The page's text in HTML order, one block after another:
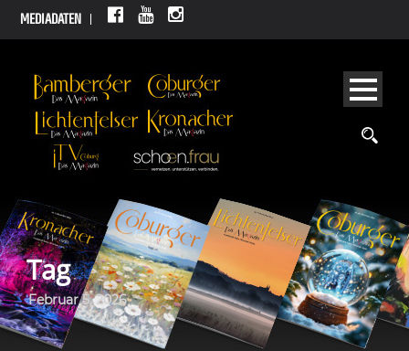
MEDIADATEN
Tag
Februar 5, 2026